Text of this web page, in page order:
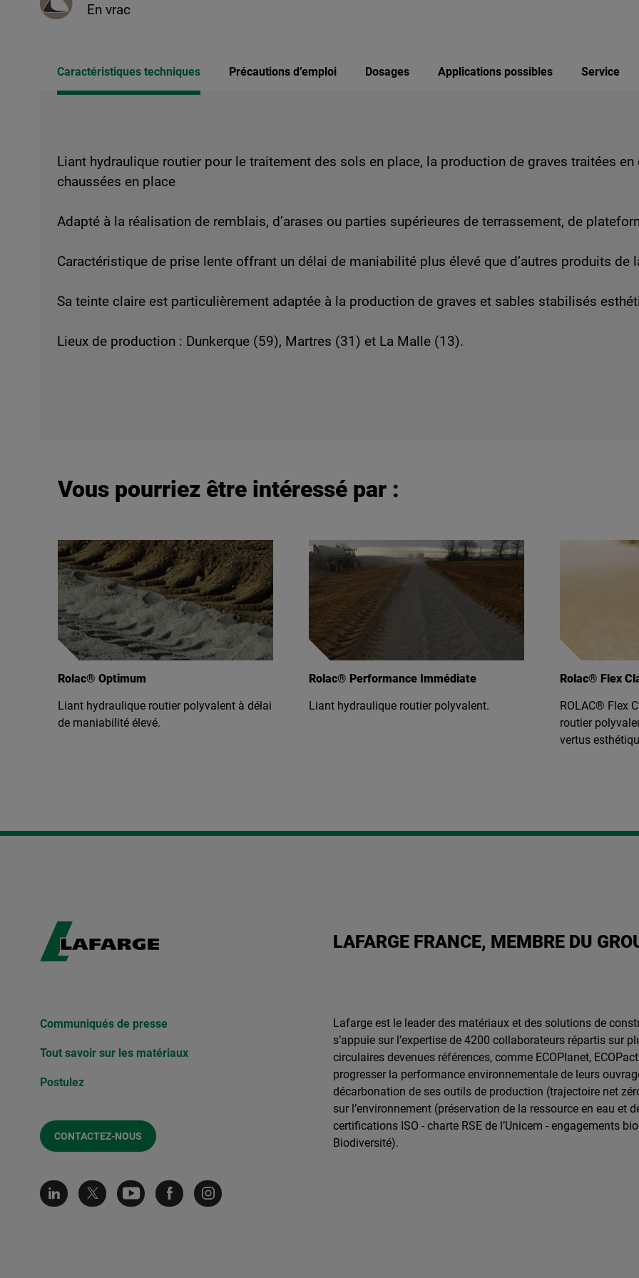
En vrac
Caractéristiques techniques Précautions d’emploi Dosages Applications possibles Service
Liant hydraulique routier pour le traitement des sols en place, la production de graves traitées
chaussées en place
Adapté à la réalisation de remblais, d’arases ou parties supérieures de terrassement, de
Caractéristique de prise lente offrant un délai de maniabilité plus élevé que d’autres produits de
Sa teinte claire est particulièrement adaptée à la production de graves et sables stabilisés
Lieux de production : Dunkerque (59), Martres (31) et La Malle (13).
Vous pourriez être intéressé par :
Rolac® Performance Immédiate
Liant hydraulique routier polyvalent.
Rolac® Flex Clair
ROLAC® Flex Clair: liant hydraulique
Rolac®
ROLAC®
polyvalent
LAFARGE FRANCE, MEMBRE DU
Communiqués de presse​
Tout savoir sur les matériaux
Postulez
CONTACTEZ-NOUS
Lafarge est le leader des matériaux et des solutions de
s’appuie sur l’expertise de 4200 collaborateurs répartis sur
circulaires devenues références, comme ECOPlanet,
progresser la performance environnementale de leurs
décarbonation de ses outils de production (trajectoire net
sur l’environnement (préservation de la ressource en eau et
certifications ISO - charte RSE de l’Unicem - engagements
Biodiversité).